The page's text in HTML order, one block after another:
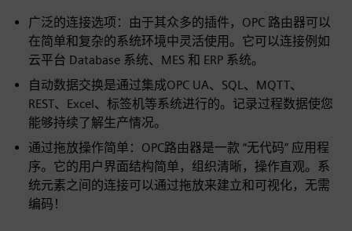
广泛的连接选项：由于其众多的插件，OPC 路由器可以
在简单和复杂的系统环境中灵活使用。它可以连接例如
云平台 Database 系统、MES 和 ERP 系统。
自动数据交换是通过集成OPC UA、SQL、MQTT、
REST、Excel、标签机等系统进行的。记录过程数据使您
能够持续了解生产情况。
通过拖放操作简单：OPC路由器是一款 “无代码” 应用程
序。它的用户界面结构简单，组织清晰，操作直观。系
统元素之间的连接可以通过拖放来建立和可视化，无需
编码！